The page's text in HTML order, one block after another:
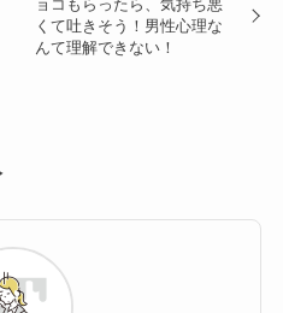
ョコもらったら、気持ち悪
くて吐きそう！男性心理な
んて理解できない！